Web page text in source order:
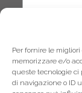
Per fornire le
memorizzare e/o
queste tecnologie ci
di navigazione o ID